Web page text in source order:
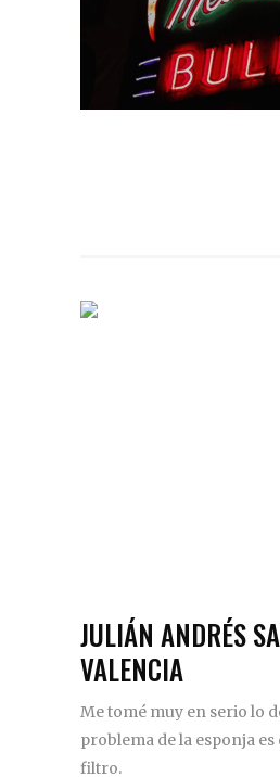
JULIÁN ANDRÉS
VALENCIA
Me tomé muy en serio lo
problema de la esponja
filtro.